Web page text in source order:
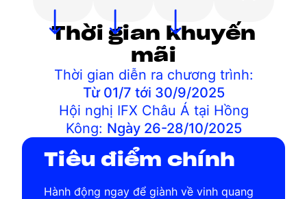
Thời gian khuyến
mãi
Thời gian diễn ra chương trình:
Từ 01/7 tới 30/9/2025
Hội nghị IFX Châu Á tại Hồng
Kông: Ngày 26-28/10/2025
Tiêu điểm chính
Hành động ngay để giành về vinh quang